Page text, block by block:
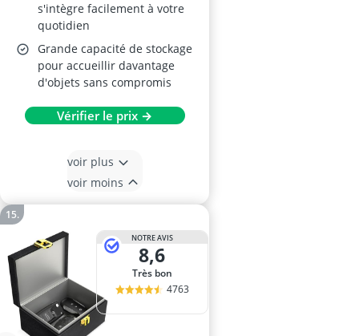
s'intègre facilement à votre
quotidien
Grande capacité de stockage
pour accueillir davantage
d'objets sans compromis
Vérifier le prix →
voir plus
voir moins
NOTRE AVIS
8,6
Très bon
4763